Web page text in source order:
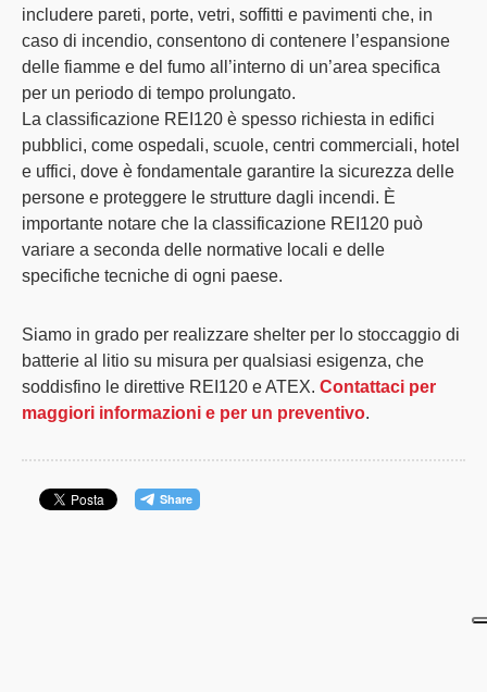
includere pareti, porte, vetri, soffitti e pavimenti che, in
caso di incendio, consentono di contenere l’espansione
delle fiamme e del fumo all’interno di un’area specifica
per un periodo di tempo prolungato.
La classificazione REI120 è spesso richiesta in edifici
pubblici, come ospedali, scuole, centri commerciali, hotel
e uffici, dove è fondamentale garantire la sicurezza delle
persone e proteggere le strutture dagli incendi. È
importante notare che la classificazione REI120 può
variare a seconda delle normative locali e delle
specifiche tecniche di ogni paese.
Siamo in grado per realizzare shelter per lo stoccaggio di
batterie al litio su misura per qualsiasi esigenza, che
soddisfino le direttive REI120 e ATEX. Contattaci per
maggiori informazioni e per un preventivo.